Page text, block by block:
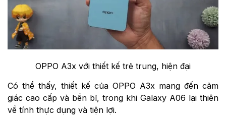
OPPO A3x với thiết kế trẻ trung, hiện đại
Có thể thấy, thiết kế của OPPO A3x mang đến cảm
giác cao cấp và bền bỉ, trong khi Galaxy A06 lại thiên
về tính thực dụng và tiện lợi.